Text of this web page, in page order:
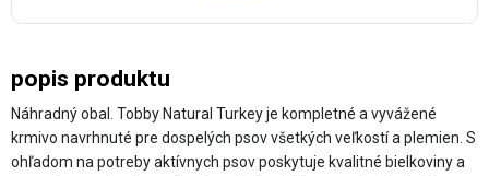
popis produktu
Náhradný obal. Tobby Natural Turkey je kompletné a vyvážené
krmivo navrhnuté pre dospelých psov všetkých veľkostí a plemien. S
ohľadom na potreby aktívnych psov poskytuje kvalitné bielkoviny a